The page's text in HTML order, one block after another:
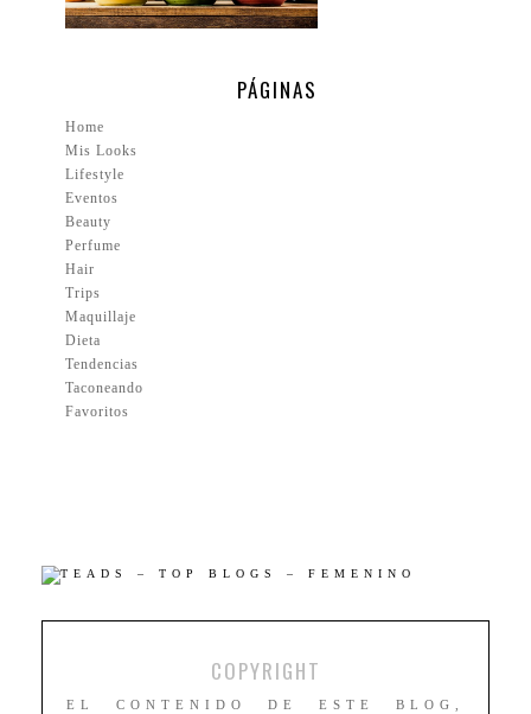
PÁGINAS
Home
Mis Looks
Lifestyle
Eventos
Beauty
Perfume
Hair
Trips
Maquillaje
Dieta
Tendencias
Taconeando
Favoritos
COPYRIGHT
EL CONTENIDO DE ESTE BLOG,